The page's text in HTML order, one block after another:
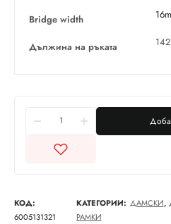
Bridge width
Дължина на ръката
КОД:
6005131321
КАТЕГОРИИ: ДАМСКИ,
РАМКИ